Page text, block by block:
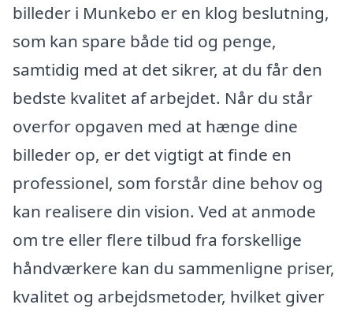
billeder i Munkebo er en klog beslutning,
som kan spare både tid og penge,
samtidig med at det sikrer, at du får den
bedste kvalitet af arbejdet. Når du står
overfor opgaven med at hænge dine
billeder op, er det vigtigt at finde en
professionel, som forstår dine behov og
kan realisere din vision. Ved at anmode
om tre eller flere tilbud fra forskellige
håndværkere kan du sammenligne priser,
kvalitet og arbejdsmetoder, hvilket giver